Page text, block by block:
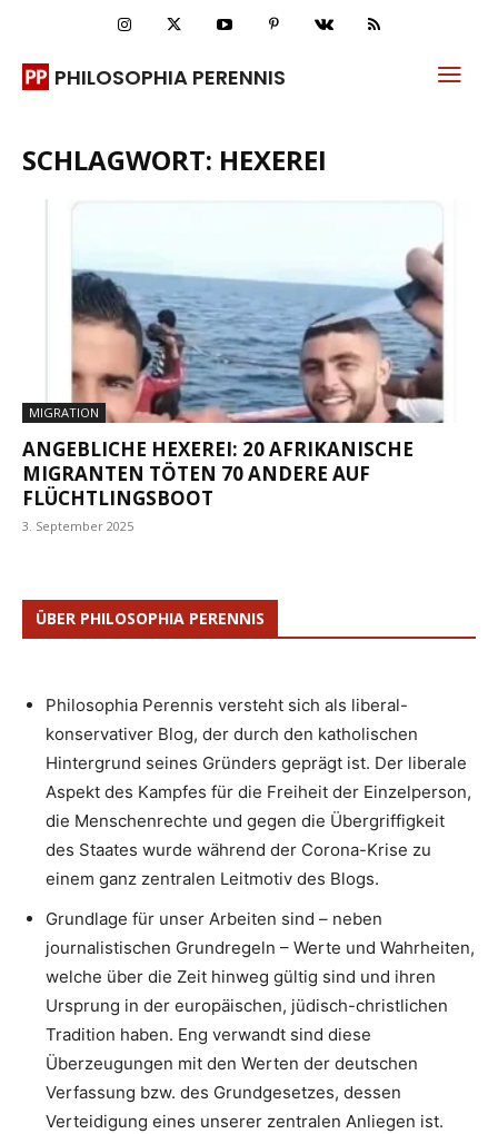
PHILOSOPHIA PERENNIS
SCHLAGWORT: HEXEREI
MIGRATION
ANGEBLICHE HEXEREI: 20 AFRIKANISCHE
MIGRANTEN TÖTEN 70 ANDERE AUF
FLÜCHTLINGSBOOT
3. September 2025
ÜBER PHILOSOPHIA PERENNIS
Philosophia Perennis versteht sich als liberal-
konservativer Blog, der durch den katholischen
Hintergrund seines Gründers geprägt ist. Der liberale
Aspekt des Kampfes für die Freiheit der Einzelperson,
die Menschenrechte und gegen die Übergriffigkeit
des Staates wurde während der Corona-Krise zu
einem ganz zentralen Leitmotiv des Blogs.
Grundlage für unser Arbeiten sind – neben
journalistischen Grundregeln – Werte und Wahrheiten,
welche über die Zeit hinweg gültig sind und ihren
Ursprung in der europäischen, jüdisch-christlichen
Tradition haben. Eng verwandt sind diese
Überzeugungen mit den Werten der deutschen
Verfassung bzw. des Grundgesetzes, dessen
Verteidigung eines unserer zentralen Anliegen ist.